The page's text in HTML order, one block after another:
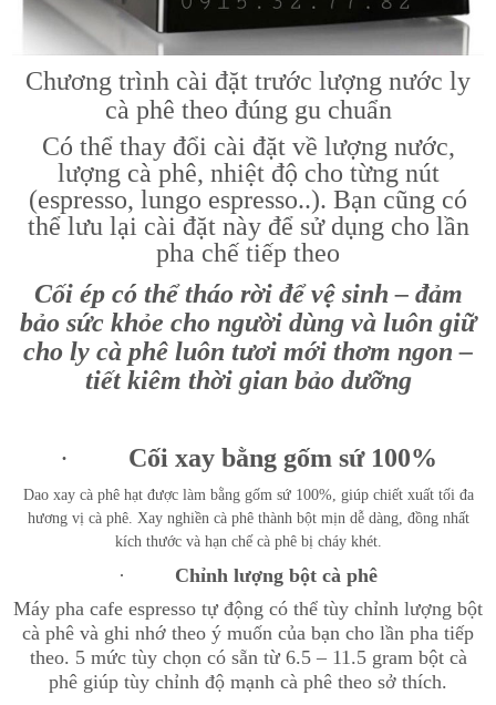
Chương trình cài đặt trước lượng nước ly
cà phê theo đúng gu chuẩn
Có thể thay đổi cài đặt về lượng nước,
lượng cà phê, nhiệt độ cho từng nút
(espresso, lungo espresso..). Bạn cũng có
thể lưu lại cài đặt này để sử dụng cho lần
pha chế tiếp theo
Cối ép có thể tháo rời để vệ sinh – đảm
bảo sức khỏe cho người dùng và luôn giữ
cho ly cà phê luôn tươi mới thơm ngon –
tiết kiêm thời gian bảo dưỡng
· Cối xay bằng gốm sứ 100%
Dao xay cà phê hạt được làm bằng gốm sứ 100%, giúp chiết xuất tối đa
hương vị cà phê. Xay nghiền cà phê thành bột mịn dễ dàng, đồng nhất
kích thước và hạn chế cà phê bị cháy khét.
· Chỉnh lượng bột cà phê
Máy pha cafe espresso tự động có thể tùy chỉnh lượng bột
cà phê và ghi nhớ theo ý muốn của bạn cho lần pha tiếp
theo. 5 mức tùy chọn có sẵn từ 6.5 – 11.5 gram bột cà
phê giúp tùy chỉnh độ mạnh cà phê theo sở thích.